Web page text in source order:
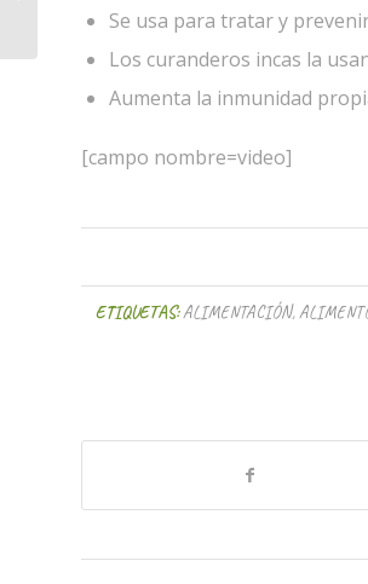
Se usa para tratar y
Los curanderos incas la
Aumenta la inmunidad
[campo nombre=video]
ETIQUETAS:ALIMENTACIÓN,